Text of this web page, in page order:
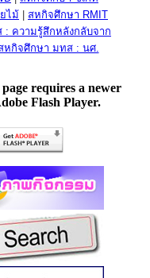
ไม้
สหกิจศึกษา RMIT
ความรู้สึกหลังกลับจาก
หกิจศึกษา มทส : นศ.
requires a newer
Flash Player.